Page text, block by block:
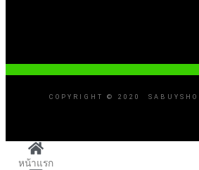
COPYRIGHT © 2020
หน้าแรก